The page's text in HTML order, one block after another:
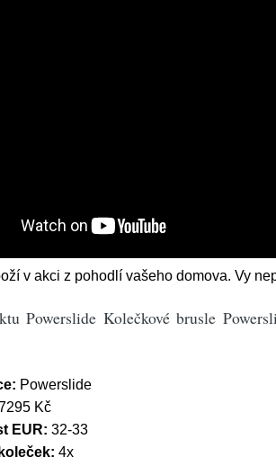
v akci z pohodlí vašeho domova. Vy
Powerslide Kolečkové brusle
Powerslide
Kč
EUR: 32-33
4x